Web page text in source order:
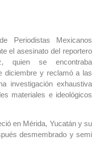
Periodistas Mexicanos
el asesinato del reportero
quien se encontraba
diciembre y reclamó a las
investigación exhaustiva
materiales e ideológicos
en Mérida, Yucatán y su
desmembrado y semi